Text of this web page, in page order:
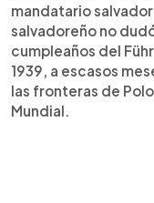
mandatario
salvadoreño no
cumpleaños del
1939, a escasos
las fronteras de
Mundial.